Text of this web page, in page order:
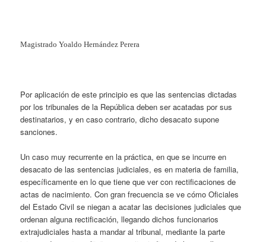
Magistrado Yoaldo Hernández Perera
Por aplicación de este principio es que las sentencias dictadas
por los tribunales de la República deben ser acatadas por sus
destinatarios, y en caso contrario, dicho desacato supone
sanciones.
Un caso muy recurrente en la práctica, en que se incurre en
desacato de las sentencias judiciales, es en materia de familia,
específicamente en lo que tiene que ver con rectificaciones de
actas de nacimiento. Con gran frecuencia se ve cómo Oficiales
del Estado Civil se niegan a acatar las decisiones judiciales que
ordenan alguna rectificación, llegando dichos funcionarios
extrajudiciales hasta a mandar al tribunal, mediante la parte